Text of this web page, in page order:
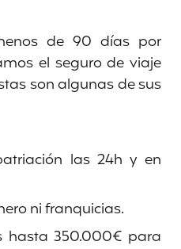
de 90 días por
el seguro de viaje
son algunas de sus
las 24h y en
ni franquicias.
hasta 350.000€ para